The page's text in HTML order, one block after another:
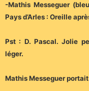
-Mathis Messeguer
Pays d’Arles : Oreille
Pst : D. Pascal. Jolie
léger.
Mathis Messeguer